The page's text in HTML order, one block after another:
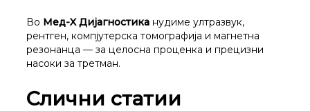
Во Мед-X Дијагностика нудиме ултразвук,
рентген, компјутерска томографија и магнетна
резонанца — за целосна проценка и прецизни
насоки за третман.
Слични статии